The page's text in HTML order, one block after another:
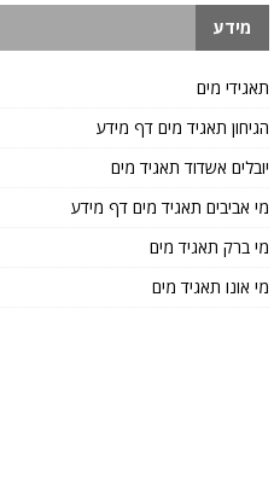
מידע
תאגידי מים
הגיחון תאגיד מים דף מידע
יובלים אשדוד תאגיד מים
מי אביבים תאגיד מים דף מידע
מי ברק תאגיד מים
מי אונו תאגיד מים